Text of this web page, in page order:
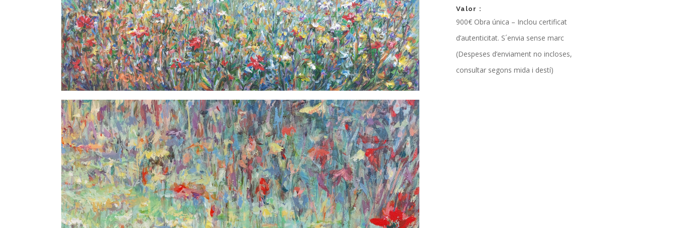
Valor :
900€ Obra única – Inclou certificat
d’autenticitat. S´envia sense marc
(Despeses d’enviament no incloses,
consultar segons mida i destí)